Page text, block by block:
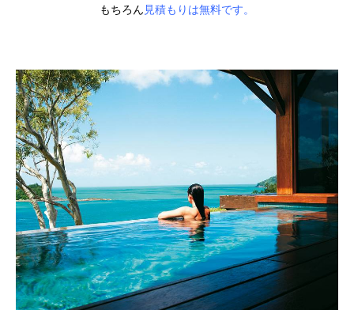
もちろん 見積もりは無料です。